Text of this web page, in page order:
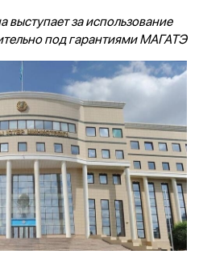
за использование
под гарантиями МАГАТЭ